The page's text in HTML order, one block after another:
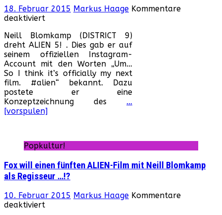
18. Februar 2015 Markus Haage Kommentare
deaktiviertfür
Blomkamp
(DISTRICT
9)
dreht
ALIEN
5!
Neill Blomkamp (DISTRICT 9)
dreht ALIEN 5! . Dies gab er auf
seinem offiziellen Instagram-
Account mit den Worten „Um…
So I think it’s officially my next
film. #alien“ bekannt. Dazu
postete er eine
Konzeptzeichnung des …
[vorspulen]
Popkultur!
Fox will einen fünften ALIEN-Film mit Neill Blomkamp
als Regisseur …!?
10. Februar 2015 Markus Haage Kommentare
deaktiviertfür